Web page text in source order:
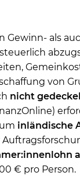
als
von
nicht
inländische
€ pro Person.